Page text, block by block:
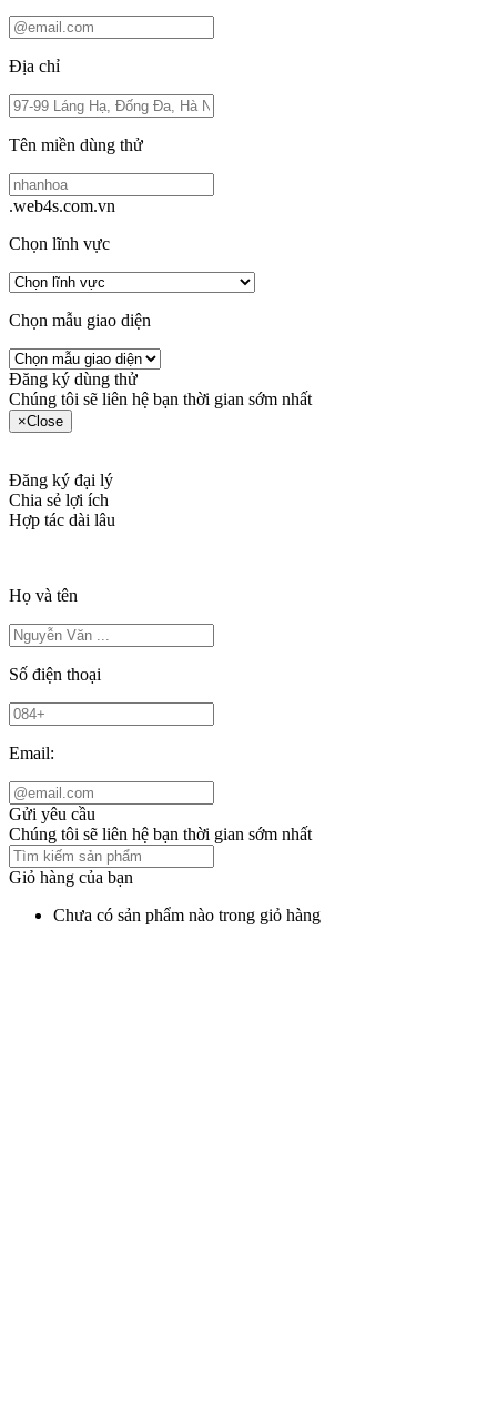
Địa chỉ
Tên miền dùng thử
.web4s.com.vn
Chọn lĩnh vực
Chọn mẫu giao diện
Đăng ký dùng thử
Chúng tôi sẽ liên hệ bạn thời gian sớm nhất
×Close
Đăng ký đại lý
Chia sẻ lợi ích
Hợp tác dài lâu
Họ và tên
Số điện thoại
Email:
Gửi yêu cầu
Chúng tôi sẽ liên hệ bạn thời gian sớm nhất
Giỏ hàng của bạn
Chưa có sản phẩm nào trong giỏ hàng